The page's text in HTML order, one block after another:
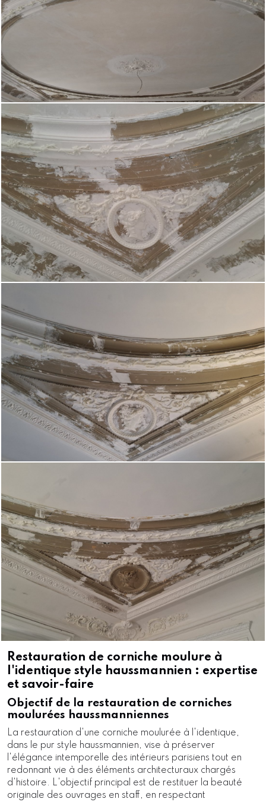
Restauration de corniche moulure à
l'identique style haussmannien : expertise
et savoir-faire
Objectif de la restauration de corniches
moulurées haussmanniennes
La restauration d'une corniche moulurée à l'identique,
dans le pur style haussmannien, vise à préserver
l'élégance intemporelle des intérieurs parisiens tout en
redonnant vie à des éléments architecturaux chargés
d'histoire. L'objectif principal est de restituer la beauté
originale des ouvrages en staff, en respectant